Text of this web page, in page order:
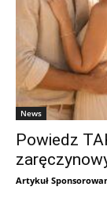
News
Powiedz
Artykuł